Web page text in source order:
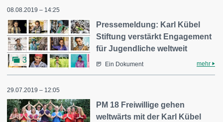
08.08.2019 – 14:25
3
Pressemeldung: Karl Kübel
Stiftung verstärkt Engagement
für Jugendliche weltweit
Ein Dokument mehr
29.07.2019 – 12:05
PM 18 Freiwillige gehen
weltwärts mit der Karl Kübel